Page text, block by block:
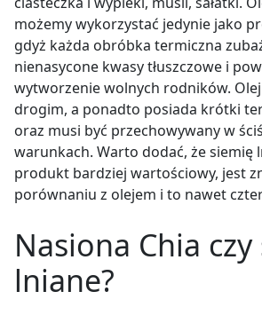
możemy wykorzystać jedynie jako
gdyż każda obróbka termiczna
nienasycone kwasy tłuszczowe i
wytworzenie wolnych rodników.
drogim, a ponadto posiada krótki
oraz musi być przechowywany w
warunkach. Warto dodać, że siemię
produkt bardziej wartościowy, jest
porównaniu z olejem i to nawet
Nasiona Chia
lniane?